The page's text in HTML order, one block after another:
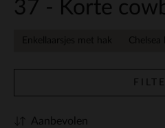
37 - Korte
Enkellaarsjes met hak Chelsea
Aanbevolen